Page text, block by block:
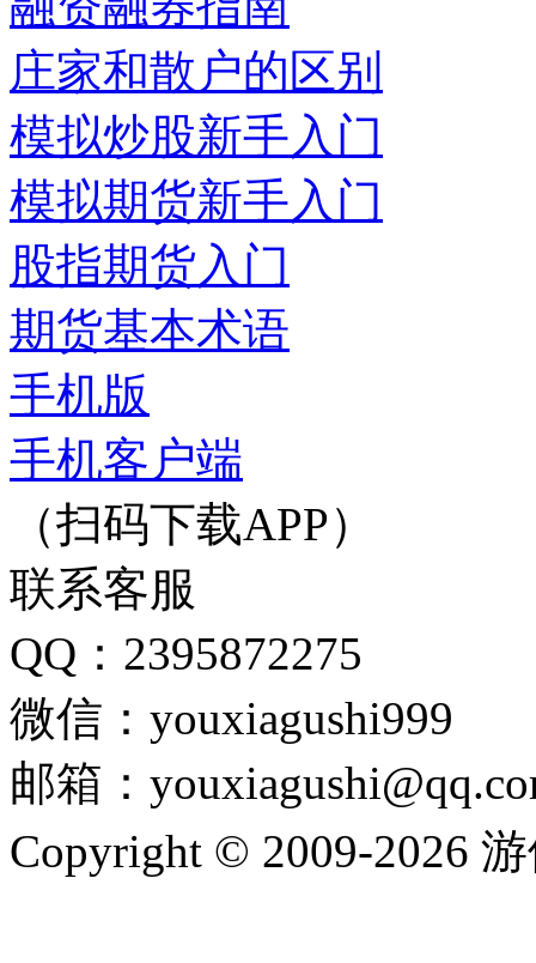
庄家和散户的区别
模拟炒股新手入门
模拟期货新手入门
股指期货入门
期货基本术语
手机版
手机客户端
（扫码下载APP）
联系客服
QQ：2395872275
微信：youxiagushi999
邮箱：
Copyright © 2009-2026